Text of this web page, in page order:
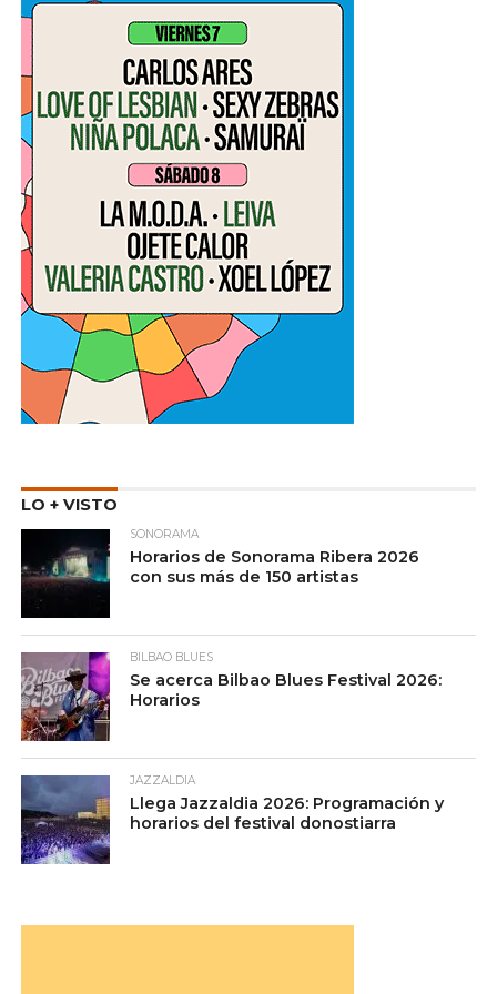
LO + VISTO
SONORAMA
Horarios de Sonorama Ribera 2026
con sus más de 150 artistas
BILBAO BLUES
Se acerca Bilbao Blues Festival 2026:
Horarios
JAZZALDIA
Llega Jazzaldia 2026: Programación y
horarios del festival donostiarra